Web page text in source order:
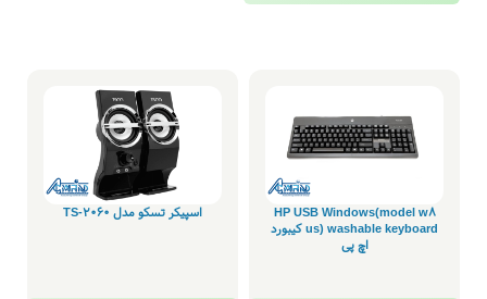
HP USB Windows(model w8
us) washable keyboard کیبورد
اچ پی
اسپیکر تسکو مدل TS-2060